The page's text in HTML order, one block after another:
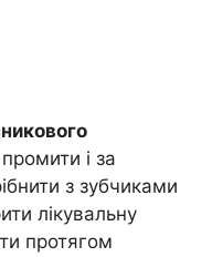
і за
з зубчиками
лікувальну
протягом